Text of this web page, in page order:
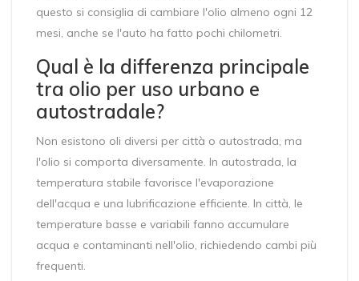
questo si consiglia di cambiare l'olio almeno ogni 12
mesi, anche se l'auto ha fatto pochi chilometri.
Qual è la differenza principale
tra olio per uso urbano e
autostradale?
Non esistono oli diversi per città o autostrada, ma
l'olio si comporta diversamente. In autostrada, la
temperatura stabile favorisce l'evaporazione
dell'acqua e una lubrificazione efficiente. In città, le
temperature basse e variabili fanno accumulare
acqua e contaminanti nell'olio, richiedendo cambi più
frequenti.